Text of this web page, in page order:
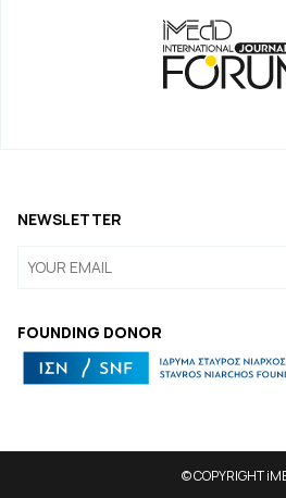
FOUNDING DONOR
NEWSLETTER
© COPYRIGHT